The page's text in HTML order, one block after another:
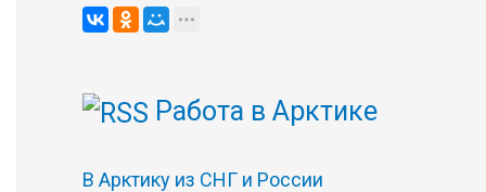
Работа в Арктике
В Арктику из СНГ и России